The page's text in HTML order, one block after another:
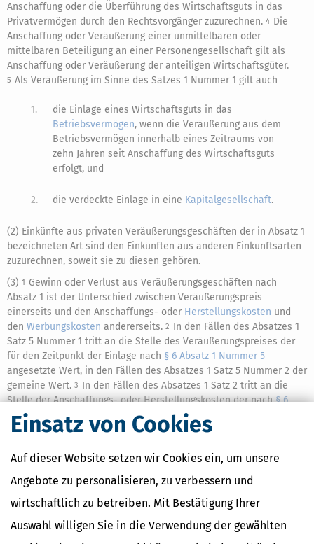
Einsatz von Cookies
Auf dieser Website setzen wir Cookies ein, um unsere
Angebote zu personalisieren, zu verbessern und
wirtschaftlich zu betreiben. Mit Bestätigung Ihrer
Auswahl willigen Sie in die Verwendung der gewählten
Anschaffung oder die Überführung des Wirtschaftsguts in das
Privatvermögen durch den Rechtsvorgänger zuzurechnen. 4 Die
Anschaffung oder Veräußerung einer unmittelbaren oder
mittelbaren Beteiligung an einer Personengesellschaft gilt als
Anschaffung oder Veräußerung der anteiligen Wirtschaftsgüter.
5 Als Veräußerung im Sinne des Satzes 1 Nummer 1 gilt auch
1.
die Einlage eines Wirtschaftsguts in das
Betriebsvermögen, wenn die Veräußerung aus dem
Betriebsvermögen innerhalb eines Zeitraums von
zehn Jahren seit Anschaffung des Wirtschaftsguts
erfolgt, und
2. die verdeckte Einlage in eine Kapitalgesellschaft.
(2) Einkünfte aus privaten Veräußerungsgeschäften der in Absatz 1
bezeichneten Art sind den Einkünften aus anderen Einkunftsarten
zuzurechnen, soweit sie zu diesen gehören.
(3) 1 Gewinn oder Verlust aus Veräußerungsgeschäften nach
Absatz 1 ist der Unterschied zwischen Veräußerungspreis
einerseits und den Anschaffungs- oder Herstellungskosten und
den Werbungskosten andererseits. 2 In den Fällen des Absatzes 1
Satz 5 Nummer 1 tritt an die Stelle des Veräußerungspreises der
für den Zeitpunkt der Einlage nach § 6 Absatz 1 Nummer 5
angesetzte Wert, in den Fällen des Absatzes 1 Satz 5 Nummer 2 der
gemeine Wert. 3 In den Fällen des Absatzes 1 Satz 2 tritt an die
Stelle der Anschaffungs- oder Herstellungskosten der nach§ 6
Absatz 1 Nummer 4
§ 16 Absatz 3 angesetzte Wert.
Anschaffungs- oder Herstellungskosten mindern sich um
Sonderabschreibungen, soweit sie bei der Ermittlung der Einkünfte
im Sinne des
§ 2 Absatz 1 Satz 1 Nummer 4 bis 7
abgezogen worden
sind.
Gewinnebleiben steuerfrei, wenn der aus den privaten
Veräußerungsgeschäften erzielte Gesamtgewinn im Kalenderjahr
weniger als 1 000 Euro betragen hat.
In den Fällen des Absatzes 1
Satz 5 Nummer 1 sind Gewinne oder Verluste für das Kalenderjahr,